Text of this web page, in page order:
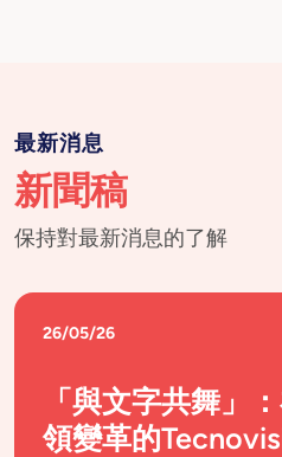
最新消息
新聞稿
保持對最新消息的了解
26/05/26
「與文字共舞」
領變革的